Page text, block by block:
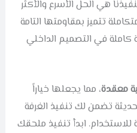
هي الحل الأسرع والأكثر
تتميز بمقاومتها التامة
كاملة في التصميم الداخلي
معقدة، مما يجعلها خياراً
تضمن لك تنفيذ الغرفة
للاستخدام. ابدأ تنفيذ ملحقك